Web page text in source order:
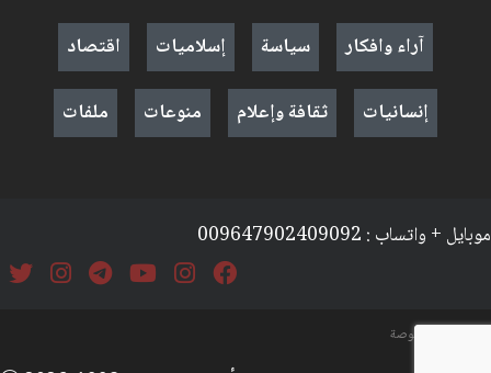
آراء وافكار
سياسة إسلاميات
اقتصاد
إنسانيات
ثقافة وإعلام منوعات ملفات
موبايل + واتساب : 009647902409092
السياسة والخصوصة